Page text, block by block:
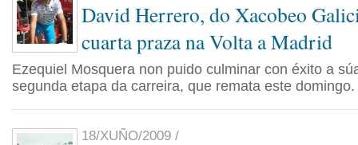
David Herrero, do Xacobeo
cuarta praza na Volta a Madrid
Ezequiel Mosquera non puido culminar con éxito a
segunda etapa da carreira, que remata este domingo.
18/XUÑO/2009 /